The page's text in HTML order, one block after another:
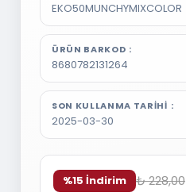
EKO50MUNCHYMIXCOLOR
ÜRÜN BARKOD
8680782131264
SON KULLANMA TARIHI
2025-03-30
%15 İndirim ₺ 228,00